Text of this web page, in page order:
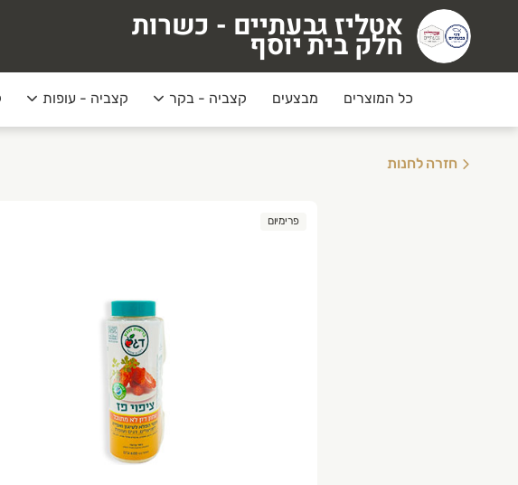
אטליז גבעתיים - כשרות חלק בית יוסף
אטליז גבעתיים - כשרות
חלק בית יוסף
כל המוצרים מבצעים קצביה - בקר קצביה - עופות
חזרה לחנות
פרימיום